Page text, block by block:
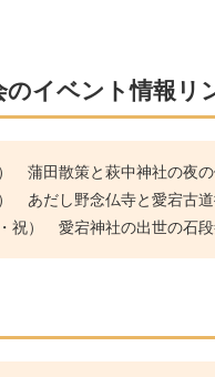
のイベント情報リ
蒲田散策と萩中神社の夜の
あだし野念仏寺と愛宕古
祝） 愛宕神社の出世の石